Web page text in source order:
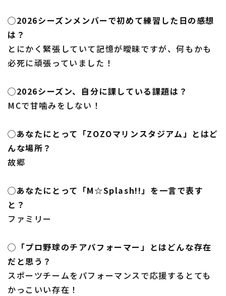
◯2026シーズンメンバーで初めて練習した日の感想
は？
とにかく緊張していて記憶が曖昧ですが、何もかも
必死に頑張っていました！
◯2026シーズン、自分に課している課題は？
MCで甘噛みをしない！
◯あなたにとって「ZOZOマリンスタジアム」とはど
んな場所？
故郷
◯あなたにとって「M☆Splash!!」を一言で表す
と？
ファミリー
◯「プロ野球のチアパフォーマー」とはどんな存在
だと思う？
スポーツチームをパフォーマンスで応援するとても
かっこいい存在！